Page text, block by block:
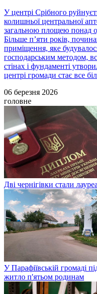
У центрі Срібного
колишньої центральної
загальною площею понад
Більше п’яти років,
приміщення, яке
господарським методом,
стінах і фундаменті
центрі громади стає все
06 березня 2026
головне
Дві чернігівки стали
У Парафіївській громаді
житло п'ятьом родинам